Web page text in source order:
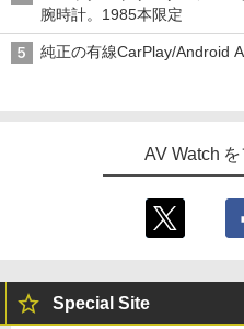
腕時計。1985本限定
純正の有線CarPlay/Android
AV Watch
Special Site